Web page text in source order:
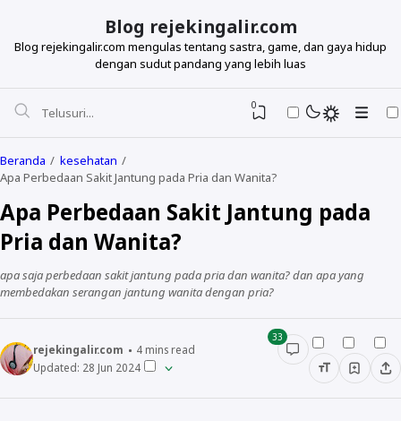
Blog rejekingalir.com
Blog rejekingalir.com mengulas tentang sastra, game, dan gaya hidup
dengan sudut pandang yang lebih luas
0
Beranda
kesehatan
Apa Perbedaan Sakit Jantung pada Pria dan Wanita?
Apa Perbedaan Sakit Jantung pada
Pria dan Wanita?
apa saja perbedaan sakit jantung pada pria dan wanita? dan apa yang
membedakan serangan jantung wanita dengan pria?
rejekingalir.com 4mins read
Updated: 28 Jun 2024
33